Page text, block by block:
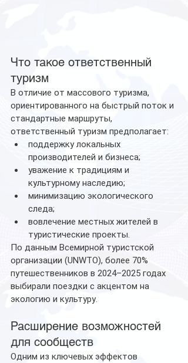
Что такое ответственный
туризм
В отличие от массового туризма,
ориентированного на быстрый поток и
стандартные маршруты,
ответственный туризм предполагает:
поддержку локальных
производителей и бизнеса;
уважение к традициям и
культурному наследию;
минимизацию экологического
следа;
вовлечение местных жителей в
туристические проекты.
По данным Всемирной туристской
организации (UNWTO), более 70%
путешественников в 2024–2025 годах
выбирали поездки с акцентом на
экологию и культуру.
Расширение возможностей
для сообществ
Одним из ключевых эффектов